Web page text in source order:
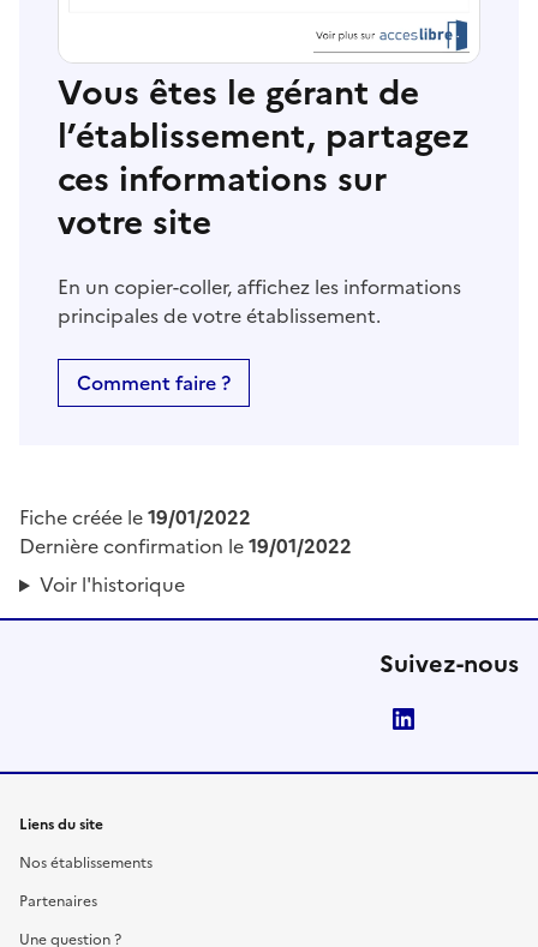
Vous êtes le gérant de
l’établissement, partagez
ces informations sur
votre site
En un copier-coller, affichez les informations
principales de votre établissement.
Comment faire ?
Fiche créée le19/01/2022
Dernière confirmation le19/01/2022
Voir l'historique
Suivez-nous
Liens du site
Nos établissements
Partenaires
Une question ?